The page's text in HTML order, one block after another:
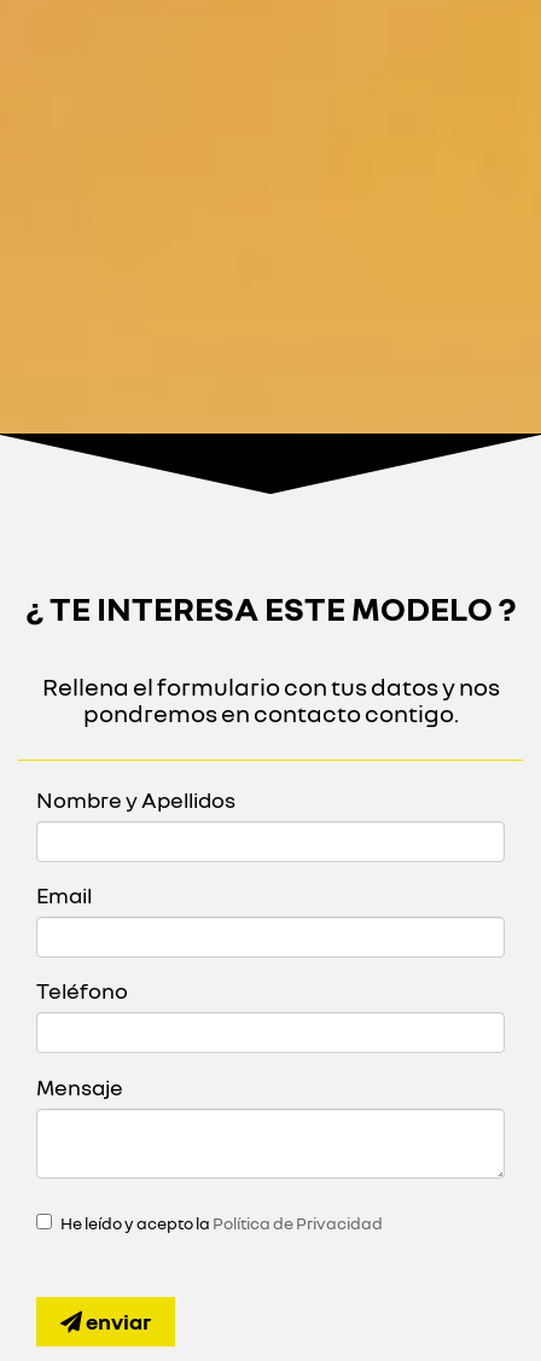
¿ TE INTERESA ESTE MODELO ?
Rellena el formulario con tus datos y nos
pondremos en contacto contigo.
Nombre y Apellidos
Email
Teléfono
Mensaje
He leído y acepto la Política de Privacidad
enviar